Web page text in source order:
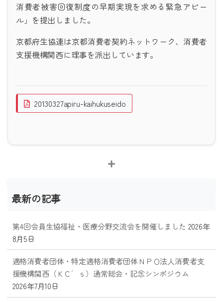
消費者被害回復制度の早期実現を求める緊急アピー
ル」を提出しました。
京都府生協連は京都消費者契約ネットワーク、消費者
支援機構関西に理事を派出しています。
20130327apiru-kaihukuseido
最新の記事
第4回会員生協福祉・医療分野交流会を開催しました 2026年
8月5日
適格消費者団体・特定適格消費者団体ＮＰＯ法人消費者支
援機構関西（ＫＣ′ｓ）通常総会・記念シンポジウム
2026年7月10日